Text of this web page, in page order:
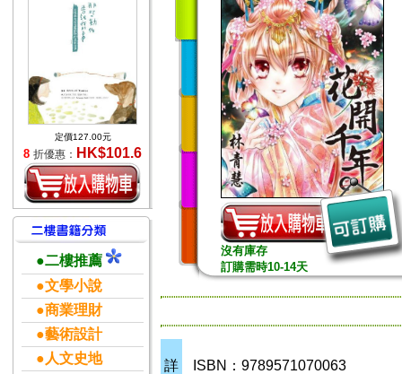
定價127.00元
8 折優惠： HK$101.6
●二樓推薦
●文學小說
●商業理財
●藝術設計
●人文史地
沒有庫存
訂購需時10-14天
詳
ISBN：9789571070063